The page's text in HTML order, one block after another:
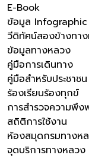
E-Book
ข้อมูล Infographic
วีดิทัศน์สองข้างทา
ข้อมูลทางหลวง
คู่มือการเดินทาง
คู่มือสำหรับประชาชน
ร้องเรียนร้องทุกข์
การสำรวจความพึง
สถิติการใช้งาน
ห้องสมุดกรมทางห
จุดบริการทางหลวง